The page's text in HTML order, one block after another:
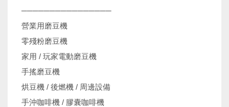
────────────────
營業用磨豆機
零殘粉磨豆機
家用 / 玩家電動磨豆機
手搖磨豆機
烘豆機 / 後燃機 / 周邊設備
手沖咖啡機 / 膠囊咖啡機